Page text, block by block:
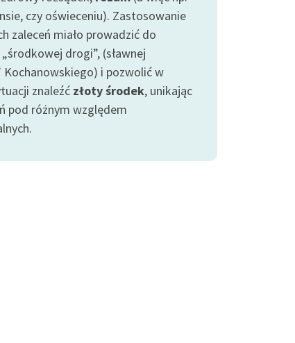
czy oświeceniu). Zastosowanie
zaleceń miało prowadzić do
drogi”, (sławnej
Kochanowskiego) i pozwolić w
znaleźć złoty środek, unikając
pod różnym względem